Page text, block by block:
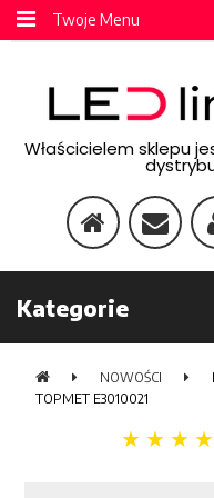
Twoje Menu
Właścicielem sklepu
Kategorie
NOWOŚCI
TOPMET E3010021